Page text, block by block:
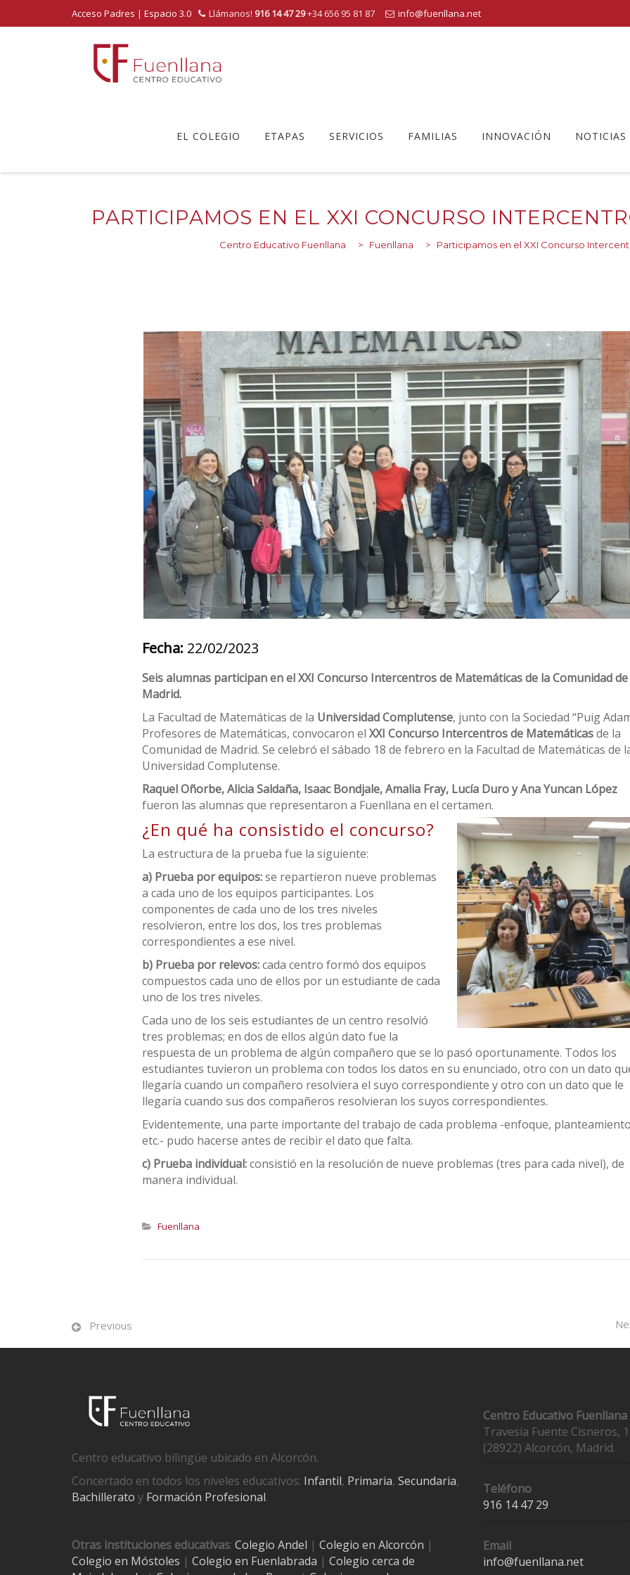
Acceso Padres | Espacio 3.0 Llámanos! 916 14 47 29+34 656 95 81 87 info@fuenllana.net
content
EL COLEGIO ETAPAS SERVICIOS FAMILIAS INNOVACIÓN NOTICIAS
PARTICIPAMOS EN EL XXI CONCURSO
Centro Educativo Fuenllana > Fuenllana > Participamos en el XXI Concurso
Fecha: 22/02/2023
Seis alumnas participan en el XXI Concurso Intercentros de Matemáticas de la Comunidad de
Madrid.
La Facultad de Matemáticas de la Universidad Complutense, junto con la Sociedad “Puig
Profesores de Matemáticas, convocaron el XXI Concurso Intercentros de Matemáticasde la
Comunidad de Madrid. Se celebró el sábado 18 de febrero en la Facultad de Matemáticas de
Universidad Complutense.
Raquel Oñorbe, Alicia Saldaña, Isaac Bondjale, Amalia Fray, Lucía Duro y Ana Yuncan López
fueron las alumnas que representaron a Fuenllana en el certamen.
¿En qué ha consistido el concurso?
La estructura de la prueba fue la siguiente:
a) Prueba por equipos:se repartieron nueve problemas
a cada uno de los equipos participantes. Los
componentes de cada uno de los tres niveles
resolvieron, entre los dos, los tres problemas
correspondientes a ese nivel.
b) Prueba por relevos:cada centro formó dos equipos
compuestos cada uno de ellos por un estudiante de cada
uno de los tres niveles.
Cada uno de los seis estudiantes de un centro resolvió
tres problemas; en dos de ellos algún dato fue la
respuesta de un problema de algún compañero que se lo pasó oportunamente. Todos los
estudiantes tuvieron un problema con todos los datos en su enunciado, otro con un dato
llegaría cuando un compañero resolviera el suyo correspondiente y otro con un dato que le
llegaría cuando sus dos compañeros resolvieran los suyos correspondientes.
Evidentemente, una parte importante del trabajo de cada problema -enfoque,
etc.- pudo hacerse antes de recibir el dato que falta.
c) Prueba individual:consistió en la resolución de nueve problemas (tres para cada nivel), de
manera individual.
Fuenllana
Previous
Centro educativo bilingüe ubicado en Alcorcón.
Concertado en todos los niveles educativos: Infantil, Primaria, Secundaria,
Bachillerato y Formación Profesional.
Otras instituciones educativas: Colegio Andel | Colegio en Alcorcón |
Colegio en Móstoles | Colegio en Fuenlabrada | Colegio cerca de
Centro Educativo Fuenllana
Travesía Fuente Cisneros,
(28922) Alcorcón, Madrid.
Teléfono
916 14 47 29
Email
info@fuenllana.net